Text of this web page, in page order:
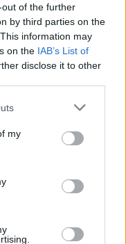
of the further
by third parties on the
information may
on the IAB’s List of
disclose it to other
one or more Google
You may click to
third-party tags to
in below Google
my
kategóriák